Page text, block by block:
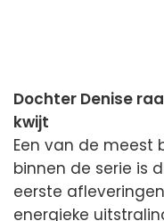
Dochter Denise
kwijt
Een van de meest
binnen de serie is
eerste
energieke